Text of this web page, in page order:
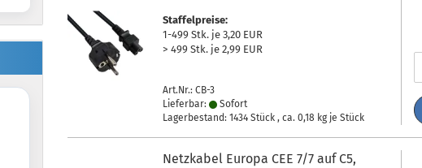
Staffelpreise:
1-499 Stk. je 3,20 EUR
> 499 Stk. je 2,99 EUR
Art.Nr.: CB-3
Lieferbar:
Sofort
Lagerbestand: 1434 Stück , ca.0,18 kg je Stück
Netzkabel Europa CEE 7/7 auf C5,